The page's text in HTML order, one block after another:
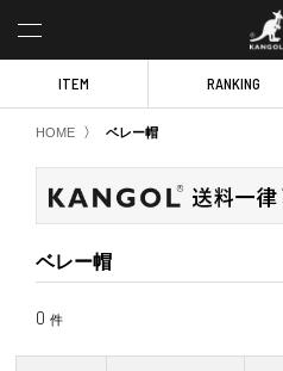
ITEM RANKING
HOME 〉 ベレー帽
ベレー帽
0 件